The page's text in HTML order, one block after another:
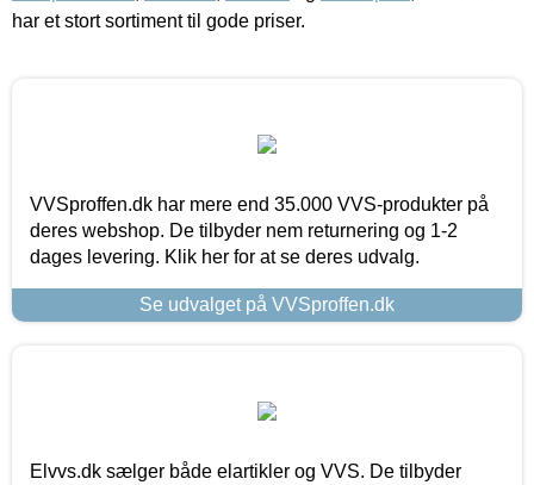
har et stort sortiment til gode priser.
VVSproffen.dk har mere end 35.000 VVS-produkter på
deres webshop. De tilbyder nem returnering og 1-2
dages levering. Klik her for at se deres udvalg.
Se udvalget på VVSproffen.dk
Elvvs.dk sælger både elartikler og VVS. De tilbyder